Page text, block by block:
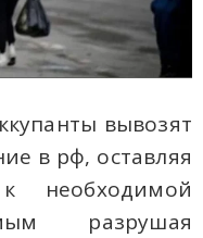
вывозят
в рф, оставляя
необходимой
разрушая